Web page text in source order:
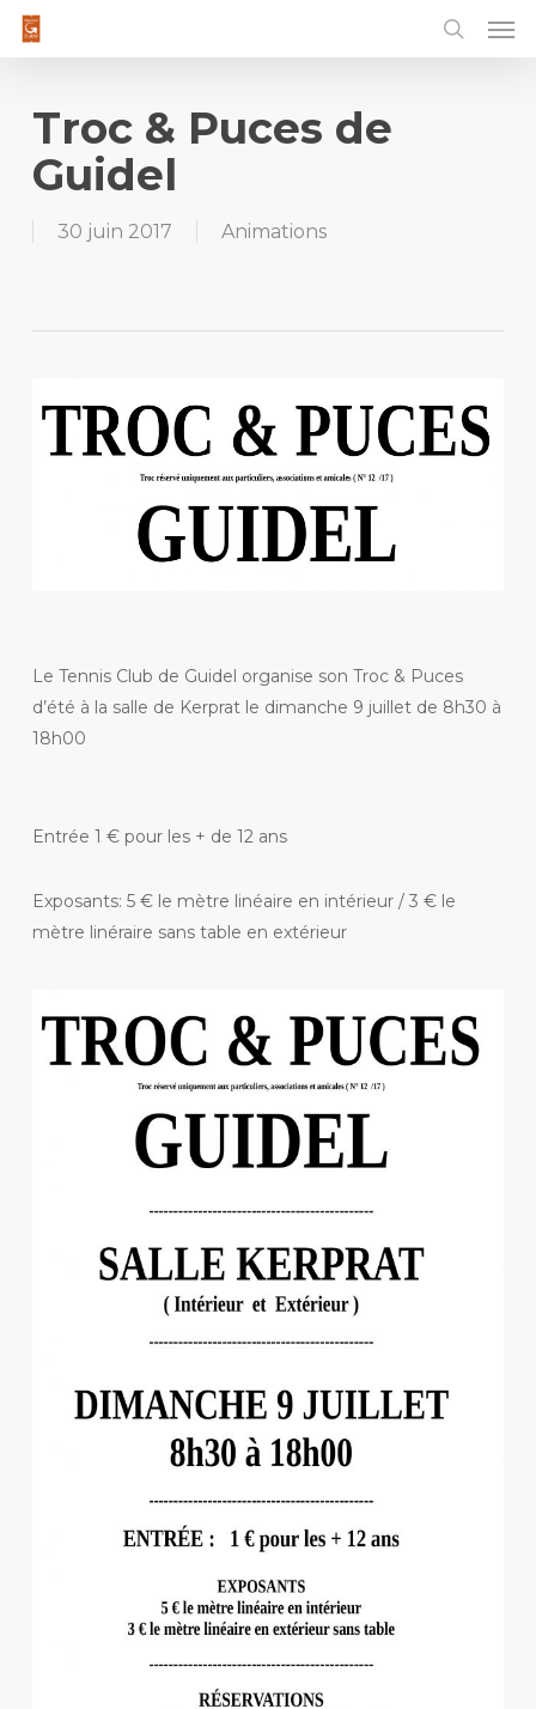
Skip
contentTroc & Puces de
Guidel
30 juin 2017 Animations
Le Tennis Club de Guidel organise son Troc & Puces
d’été à la salle de Kerprat le dimanche 9 juillet de 8h30 à
18h00
Entrée 1 € pour les + de 12 ans
Exposants: 5 € le mètre linéaire en intérieur / 3 € le
mètre linéraire sans table en extérieur